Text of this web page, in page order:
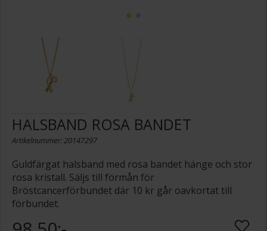
HALSBAND ROSA BANDET
Artikelnummer: 20147297
Guldfärgat halsband med rosa bandet hänge och stor
rosa kristall. Säljs till förmån för
Bröstcancerförbundet där 10 kr går oavkortat till
förbundet.